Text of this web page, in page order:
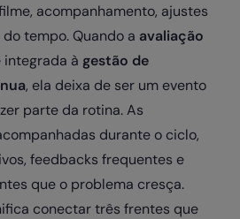
acompanhamento, ajustes
tempo. Quando a avaliação
integrada à gestão de
, ela deixa de ser um evento
parte da rotina. As
durante o ciclo,
feedbacks frequentes e
que o problema cresça.
conectar três frentes que